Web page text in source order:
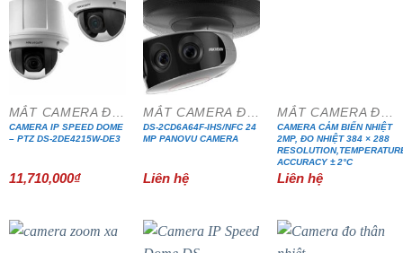
CAMERA IP SPEED DOME
– PTZ DS-2DE4215W-DE3
11,710,000₫
DS-2CD6A64F-IHS/NFC 24
MP PANOVU CAMERA
Liên hệ
CAMERA CẢM BIẾN NHIỆT
2MP, ĐO NHIỆT 384 × 288
ACCURACY ± 2°C
Liên hệ